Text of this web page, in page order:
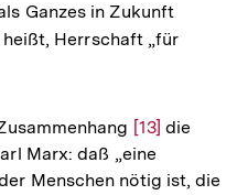
Ganzes in Zukunft
Herrschaft „für
Zur
Auflösung
der
[13] die
Marx: daß „eine
Menschen nötig ist, die